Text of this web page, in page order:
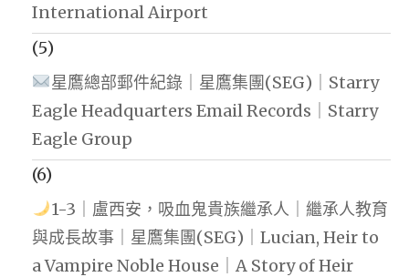
International Airport
(5)
星鷹總部郵件紀錄｜星鷹集團(SEG)｜Starry
Eagle Headquarters Email Records｜Starry
Eagle Group
(6)
1-3｜盧西安，吸血鬼貴族繼承人｜繼承人教育
與成長故事｜星鷹集團(SEG)｜Lucian, Heir to
a Vampire Noble House｜A Story of Heir